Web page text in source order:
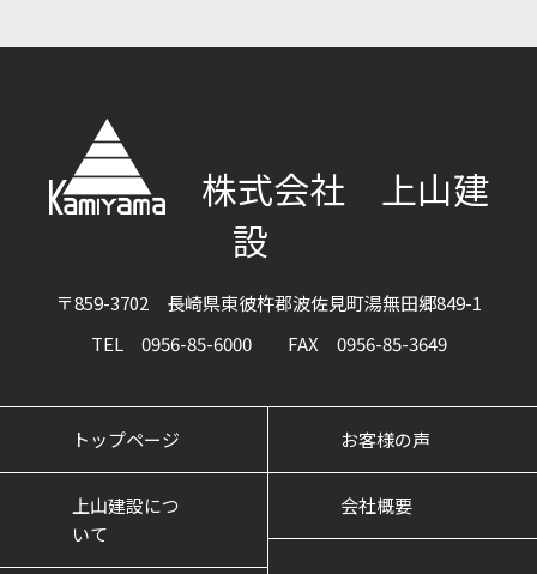
株式会社 上山建
設
〒859-3702 長崎県東彼杵郡波佐見町湯無田郷849-1
TEL 0956-85-6000 FAX 0956-85-3649
トップページ お客様の声
上山建設につ
いて
会社概要